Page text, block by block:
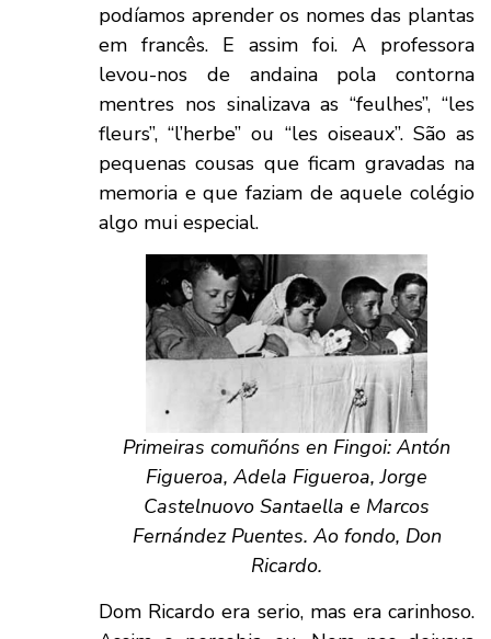
podíamos aprender os nomes das plantas
em francês. E assim foi. A professora
levou-nos de andaina pola contorna
mentres nos sinalizava as “feulhes”, “les
fleurs”, “l’herbe” ou “les oiseaux”. São as
pequenas cousas que ficam gravadas na
memoria e que faziam de aquele colégio
algo mui especial.
Primeiras comuñóns en Fingoi: Antón
Figueroa, Adela Figueroa, Jorge
Castelnuovo Santaella e Marcos
Fernández Puentes. Ao fondo, Don
Ricardo.
Dom Ricardo era serio, mas era carinhoso.